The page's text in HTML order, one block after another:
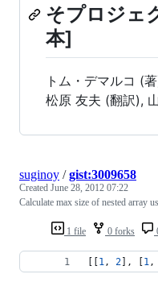
そプロジェ
本]
トム・デマルコ (
松原 友夫 (翻訳),
1 file 0 forks
suginoy /gist:3009658
Created June 28, 2012 07:22
Calculate max size of nested array
[ [1 , 2] , [1 ,